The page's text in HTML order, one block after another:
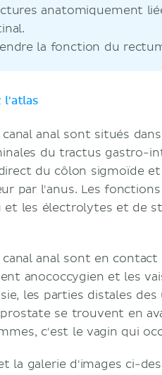
anatomiquement
la fonction du
l'atlas
anal sont situés
du tractus gastro-
du côlon sigmoïde
par l'anus. Les
et les électrolytes et de
anal sont en
anococcygien et les
les parties distales
se trouvent en
c'est le vagin qui
la galerie d'images ci-